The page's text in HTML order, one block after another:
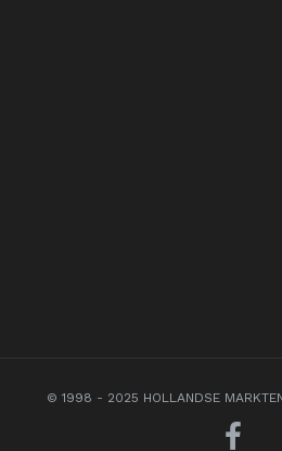
© 1998 - 2025 HOLLANDSE